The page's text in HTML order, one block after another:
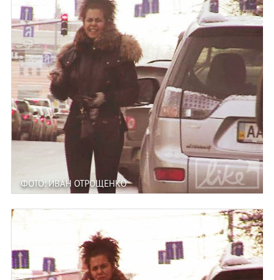
ФОТО: ИВАН ОТРОЩЕНКО